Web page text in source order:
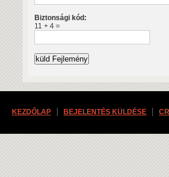
Biztonsági kód:
11 + 4 =
KEZDŐLAP BEJELENTÉS KÜLDÉSE